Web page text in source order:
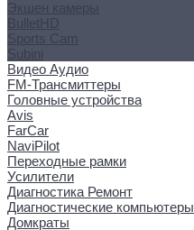
Экшен камеры
BulletHD
Sports Cam
Subini
Видео Аудио
FM-Трансмиттеры
Головные устройства
Avis
FarCar
NaviPilot
Переходные рамки
Усилители
Диагностика Ремонт
Диагностические компьютеры
Домкраты